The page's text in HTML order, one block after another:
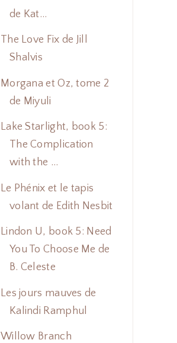
de Kat...
The Love Fix de Jill
Shalvis
Morgana et Oz, tome 2
de Miyuli
Lake Starlight, book 5:
The Complication
with the ...
Le Phénix et le tapis
volant de Edith Nesbit
Lindon U, book 5: Need
You To Choose Me de
B. Celeste
Les jours mauves de
Kalindi Ramphul
Willow Branch